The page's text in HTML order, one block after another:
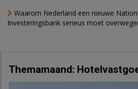
Waarom Nederland een nieuwe
Investeringsbank serieus moet
Themamaand: